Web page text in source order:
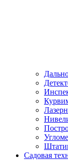
Садовая